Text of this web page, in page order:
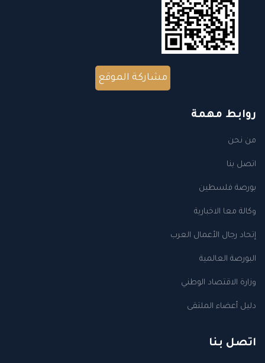
مشاركة الموقع
روابط مهمة
من نحن
اتصل بنا
بورصة فلسطين
وكالة معا الاخبارية
إتحاد رجال الأعمال العرب
البورصة العالمية
وزارة الاقتصاد الوطني
دليل أعضاء الملتقى
اتصل بنا